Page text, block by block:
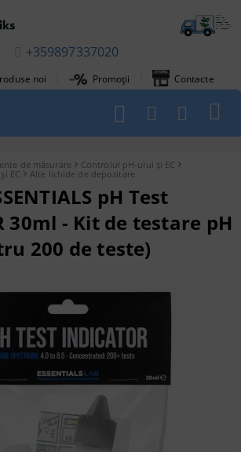
+359897337020
noi Promoții Contacte
de măsurare
Controlul pH-ului și EC
EC
Alte lichide de depozitare
pH Test
30ml - Kit de testare pH
200 de teste)